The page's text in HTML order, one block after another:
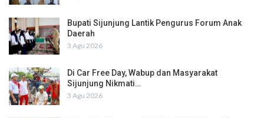
Bupati Sijunjung Lantik Pengurus Forum Anak
Daerah
3 Agu 2026
Di Car Free Day, Wabup dan Masyarakat
Sijunjung Nikmati…
3 Agu 2026